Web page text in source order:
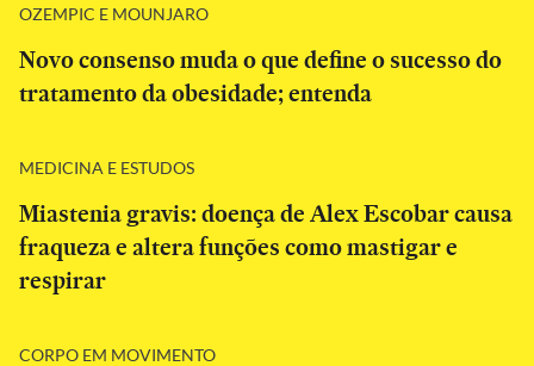
OZEMPIC E MOUNJARO
Novo consenso muda o que define o sucesso do
tratamento da obesidade; entenda
MEDICINA E ESTUDOS
Miastenia gravis: doença de Alex Escobar causa
fraqueza e altera funções como mastigar e
respirar
CORPO EM MOVIMENTO